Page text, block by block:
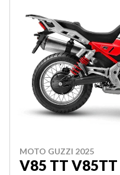
MOTO GUZZI 2025
V85 TT V85TT